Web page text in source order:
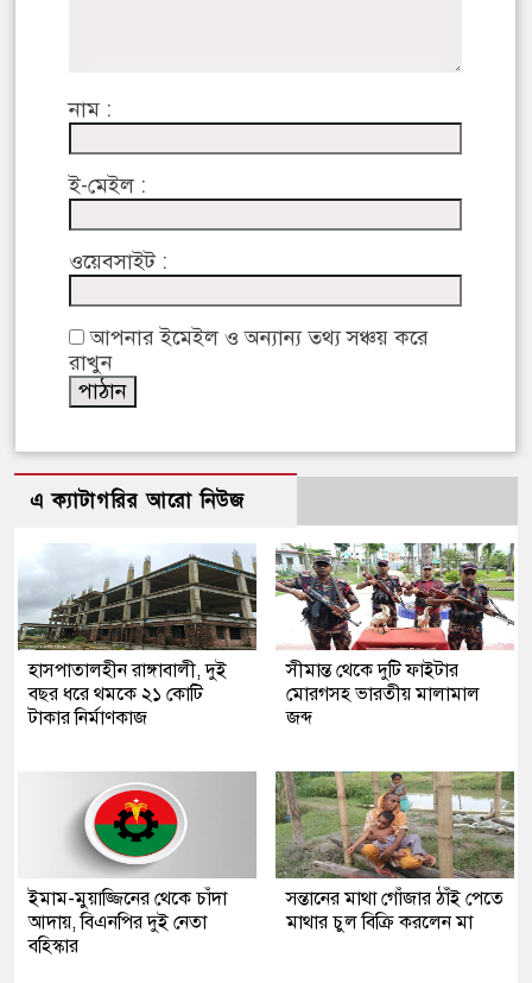
নাম :
ই-মেইল :
ওয়েবসাইট :
আপনার ইমেইল ও অন্যান্য তথ্য সঞ্চয় করে
রাখুন
এ ক্যাটাগরির আরো নিউজ
হাসপাতালহীন রাঙ্গাবালী, দুই
বছর ধরে থমকে ২১ কোটি
টাকার নির্মাণকাজ
সীমান্ত থেকে দুটি ফাইটার
মোরগসহ ভারতীয় মালামাল
জব্দ
ইমাম-মুয়াজ্জিনের থেকে চাঁদা
আদায়, বিএনপির দুই নেতা
বহিস্কার
সন্তানের মাথা গোঁজার ঠাঁই পেতে
মাথার চুল বিক্রি করলেন মা